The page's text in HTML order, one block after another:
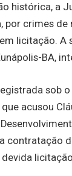
histórica, a
por crimes
licitação. A
BA,
sob
que acusou
contratação